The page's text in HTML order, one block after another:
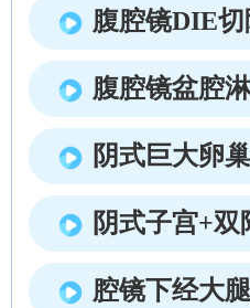
腹腔镜DIE
腹腔镜盆腔
阴式巨大卵
阴式子宫+双
腔镜下经大